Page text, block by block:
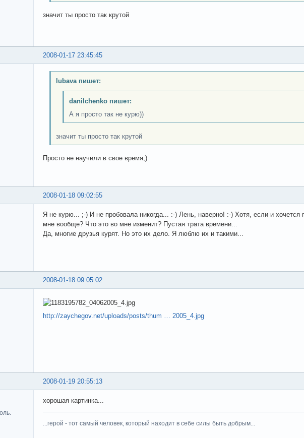
значит ты просто так крутой
2008-01-17 23:45:45
lubava пишет:
danilchenko пишет:
А я просто так не курю))
значит ты просто так крутой
Просто не научили в свое время;)
2008-01-18 09:02:55
Я не курю... ;-) И не пробовала никогда... :-) Лень, наверно! :-) Хотя, если и хочется
мне вообще? Что это во мне изменит? Пустая трата времени...
Да, многие друзья курят. Но это их дело. Я люблю их и такими...
2008-01-18 09:05:02
http://zaychegov.net/uploads/posts/thum … 2005_4.jpg
2008-01-19 20:55:13
хорошая картинка...
...герой - тот самый человек, который находит в себе силы быть добрым...